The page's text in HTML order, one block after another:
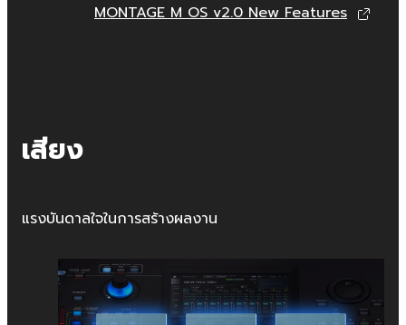
MONTAGE M OS v2.0 New Features
เสียง
แรงบันดาลใจในการสร้างผลงาน